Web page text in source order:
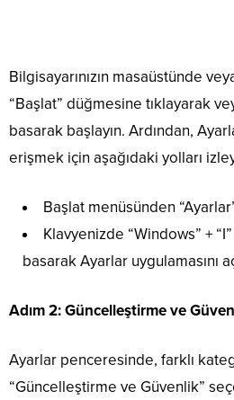
Bilgisayarınızın masaüstünde
“Başlat” düğmesine tıklayarak
basarak başlayın. Ardından,
erişmek için aşağıdaki yolları
Başlat menüsünden
Klavyenizde “Windows” +
basarak Ayarlar uygulamasını
Adım 2: Güncelleştirme ve
Ayarlar penceresinde, farklı
“Güncelleştirme ve Güvenlik”